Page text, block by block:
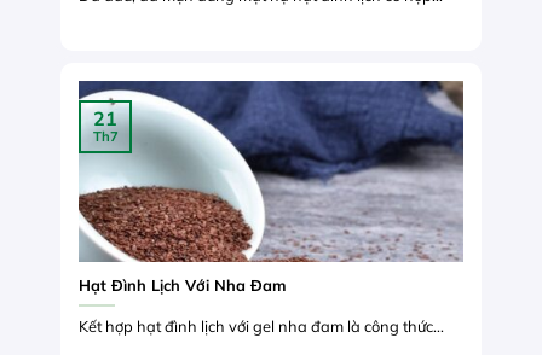
Hạt Đình Lịch Với Nha Đam
Kết hợp hạt đình lịch với gel nha đam là công thức...
21
Th7